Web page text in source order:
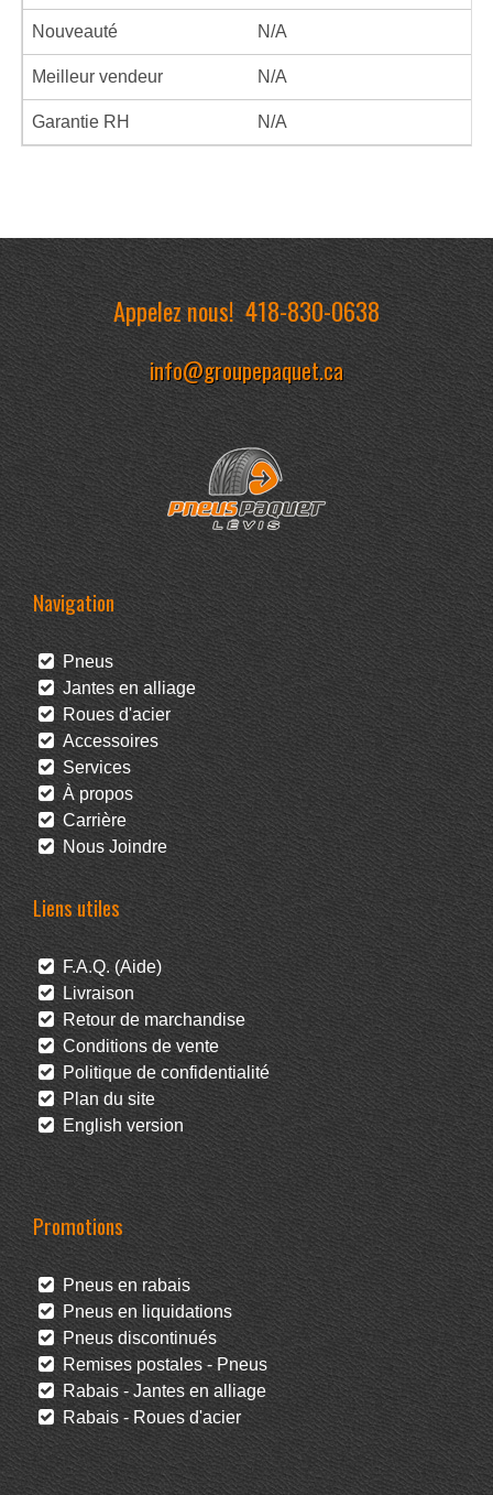
Nouveauté N/A
Meilleur vendeur N/A
Garantie RH N/A
Appelez nous!418-830-0638
info@groupepaquet.ca
Navigation
Pneus
Jantes en alliage
Roues d'acier
Accessoires
Services
À propos
Carrière
Nous Joindre
Liens utiles
F.A.Q. (Aide)
Livraison
Retour de marchandise
Conditions de vente
Politique de confidentialité
Plan du site
English version
Promotions
Pneus en rabais
Pneus en liquidations
Pneus discontinués
Remises postales - Pneus
Rabais - Jantes en alliage
Rabais - Roues d'acier